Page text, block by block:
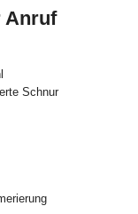
Anruf
Schnur